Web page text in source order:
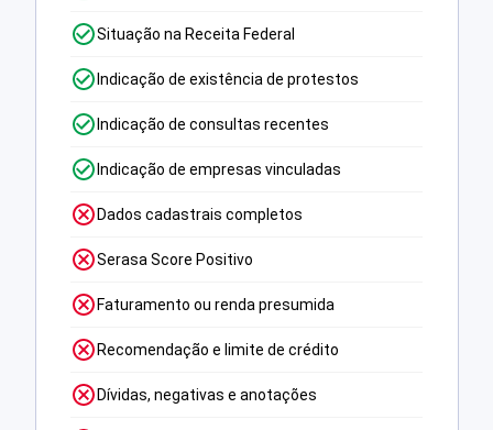
Situação na Receita Federal
Indicação de existência de protestos
Indicação de consultas recentes
Indicação de empresas vinculadas
Dados cadastrais completos
Serasa Score Positivo
Faturamento ou renda presumida
Recomendação e limite de crédito
Dívidas, negativas e anotações